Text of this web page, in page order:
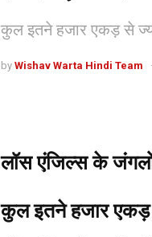
कुल इतने हजार एकड़ से
by Wishav Warta Hindi Team
लॉस एंजिल्स के
कुल इतने हजार एकड़